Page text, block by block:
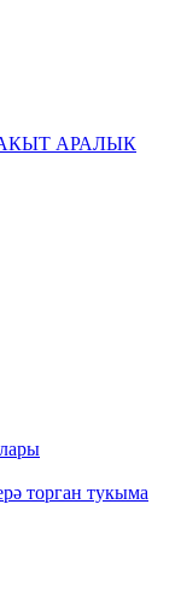
АРАЛЫК
торган тукыма